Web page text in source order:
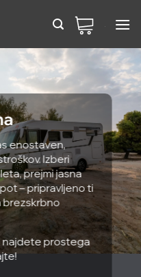
enostaven,
Izberi
prejmi jasna
– pripravljeno ti
brezskrbno
najdete prostega